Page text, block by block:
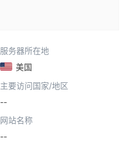
服务器所在地
美国
主要访问国家/地区
--
网站名称
--